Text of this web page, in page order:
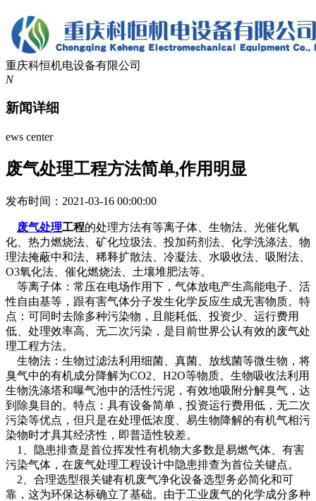
重庆科恒机电设备有限公司
N
新闻详细
ews center
废气处理工程方法简单,作用明显
发布时间：2021-03-16 00:00:00
废气处理工程的处理方法有等离子体、生物法、光催化氧
化、热力燃烧法、矿化垃圾法、投加药剂法、化学洗涤法、物
理法掩蔽中和法、稀释扩散法、冷凝法、水吸收法、吸附法、
O3氧化法、催化燃烧法、土壤堆肥法等。
等离子体：常压在电场作用下，气体放电产生高能电子、活
性自由基等，跟有害气体分子发生化学反应生成无害物质。特
点：可同时去除多种污染物，且能耗低、投资少、运行费用
低、处理效率高、无二次污染，是目前世界公认有效的废气处
理工程方法。
生物法：生物过滤法利用细菌、真菌、放线菌等微生物，将
臭气中的有机成分降解为CO2、H2O等物质。生物吸收法利用
生物洗涤塔和曝气池中的活性污泥，有效地吸附分解臭气，达
到除臭目的。特点：具有设备简单，投资运行费用低，无二次
污染等优点，但只是在处理低浓度、易生物降解的有机气相污
染物时才具其经济性，即普适性较差。
1、隐患排查是首位挥发性有机物大多数是易燃气体、有害
污染气体，在废气处理工程设计中隐患排查为首位关键点。
2、合理选型很关键有机废气净化设备选型务必简化和可
靠，这为环保达标确立了基础。由于工业废气的化学成分多种